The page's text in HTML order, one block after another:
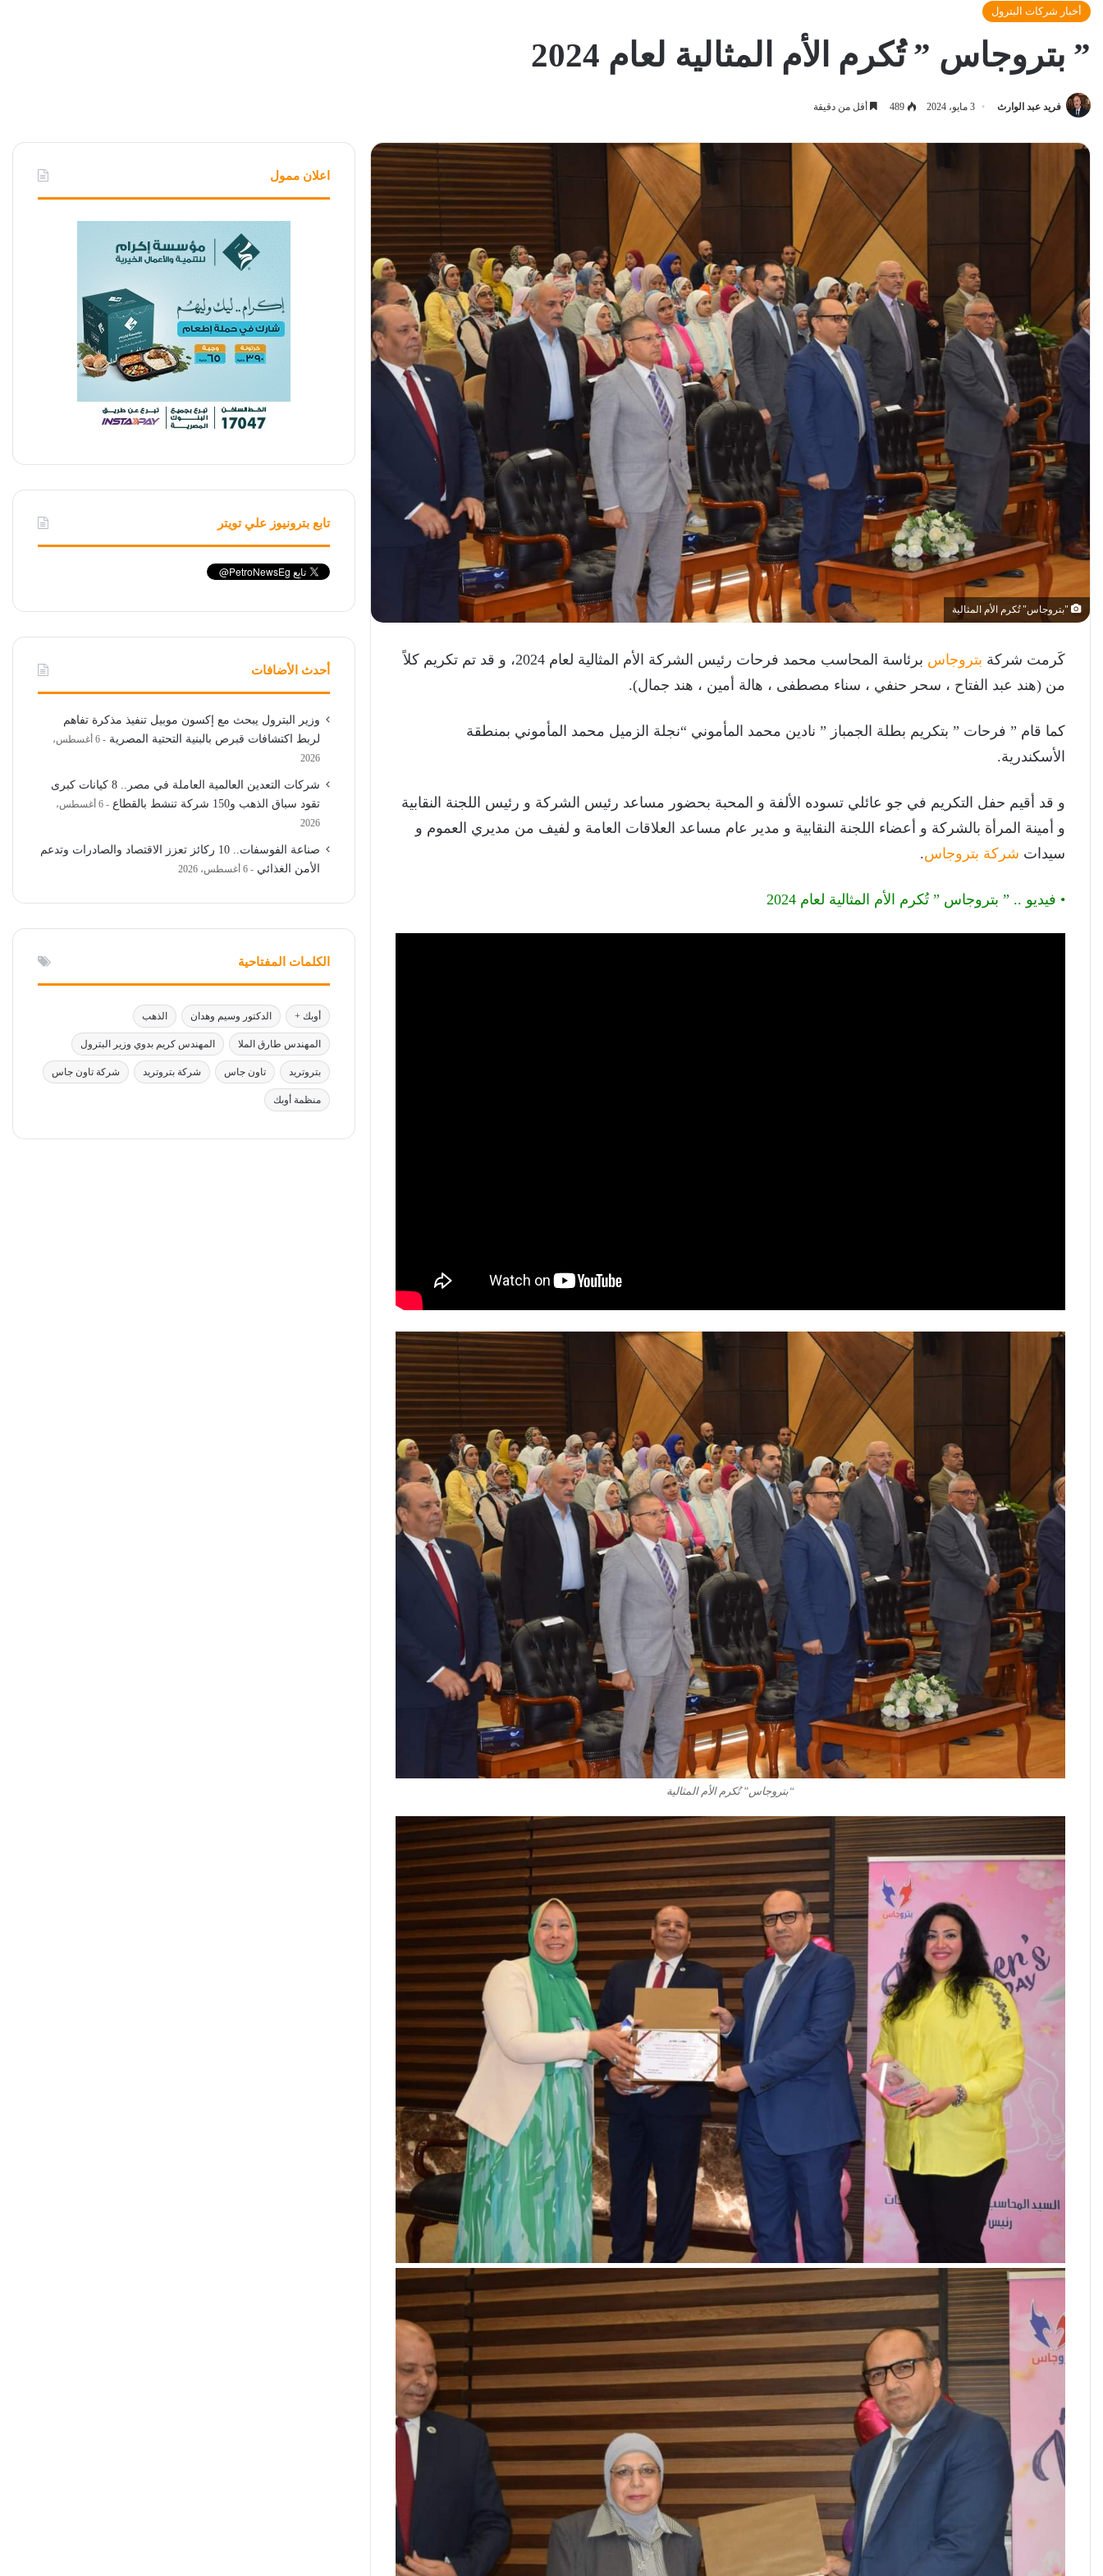
أخبار شركات البترول
” بتروجاس ” تُكرم الأم المثالية لعام 2024
فريد عبد الوارث 3 مايو، 2024 489 أقل من دقيقة
"بتروجاس" تُكرم الأم المثالية
كَرمت شركة بتروجاس
برئاسة المحاسب محمد فرحات رئيس الشركة الأم المثالية لعام 2024، و قد تم تكريم كلاً
من (هند عبد الفتاح ، سحر حنفي ، سناء مصطفى ، هالة أمين ، هند جمال).
كما قام ” فرحات ” بتكريم بطلة الجمباز ” نادين محمد المأموني “نجلة الزميل محمد المأموني بمنطقة
الأسكندرية.
و قد أقيم حفل التكريم في جو عائلي تسوده الألفة و المحبة بحضور مساعد رئيس الشركة و رئيس اللجنة النقابية
و أمينة المرأة بالشركة و أعضاء اللجنة النقابية و مدير عام مساعد العلاقات العامة و لفيف من مديري العموم و
سيدات شركة بتروجاس.
• فيديو .. ” بتروجاس ” تُكرم الأم المثالية لعام 2024
“بتروجاس” تُكرم الأم المثالية
اعلان ممول
تابع بترونيوز علي تويتر
أحدث الأضافات
وزير البترول يبحث مع إكسون موبيل تنفيذ مذكرة تفاهم
لربط اكتشافات قبرص بالبنية التحتية المصرية
6 أغسطس،
2026
شركات التعدين العالمية العاملة في مصر.. 8 كيانات كبرى
تقود سباق الذهب و150 شركة تنشط بالقطاع
6 أغسطس،
2026
صناعة الفوسفات.. 10 ركائز تعزز الاقتصاد والصادرات وتدعم
الأمن الغذائي
6 أغسطس، 2026
الكلمات المفتاحية
أوبك + الدكتور وسيم وهدان الذهب
المهندس طارق الملا المهندس كريم بدوي وزير البترول
بتروتريد تاون جاس شركة بتروتريد شركة تاون جاس
منظمة أوبك